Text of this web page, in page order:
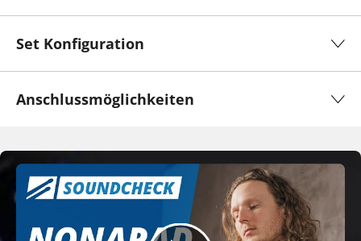
Set Konfiguration
Anschlussmöglichkeiten